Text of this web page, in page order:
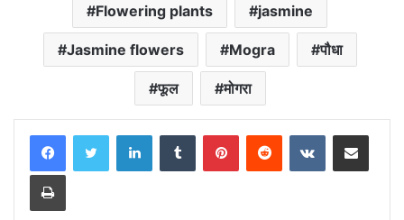
Flowering plants jasmine
Jasmine flowers Mogra पौधा
फूल मोगरा
LinkedInTumblr PinterestReddit VKontakteShare via Email
Print